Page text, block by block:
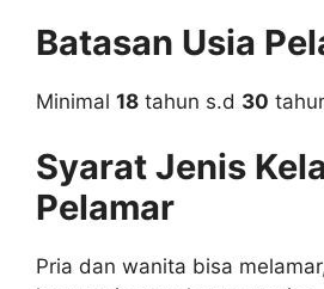
Batasan Usia
Minimal 18 tahun s.d 30
Syarat Jenis
Pelamar
Pria dan wanita bisa